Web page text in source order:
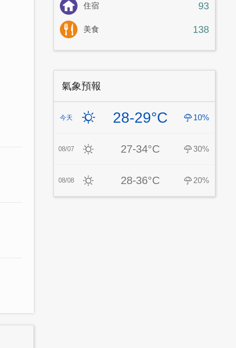
住宿 93
美食 138
氣象預報
今天 28-29°C 10%
08/07 27-34°C 30%
08/08 28-36°C 20%